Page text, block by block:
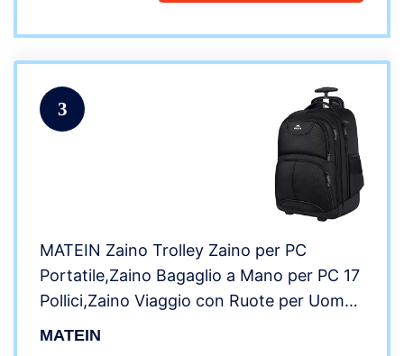
3
MATEIN Zaino Trolley Zaino per PC
Portatile,Zaino Bagaglio a Mano per PC 17
Pollici,Zaino Viaggio con Ruote per Uomo
Donna,Adolescente e Scuola – Nero
MATEIN